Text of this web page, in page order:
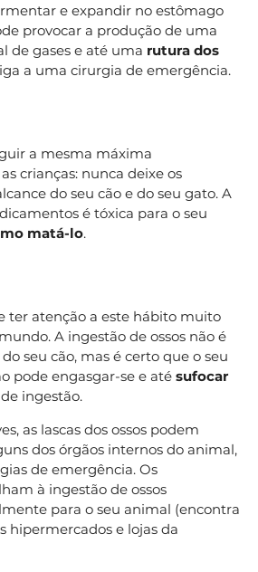
e expandir no estômago
provocar a produção de uma
de gases e até uma rutura dos
a uma cirurgia de emergência.
a mesma máxima
crianças: nunca deixe os
do seu cão e do seu gato. A
é tóxica para o seu
matá-lo.
ter atenção a este hábito muito
A ingestão de ossos não é
seu cão, mas é certo que o seu
pode engasgar-se e até sufocar
ingestão.
as lascas dos ossos podem
dos órgãos internos do animal,
de emergência. Os
à ingestão de ossos
para o seu animal (encontra
hipermercados e lojas da